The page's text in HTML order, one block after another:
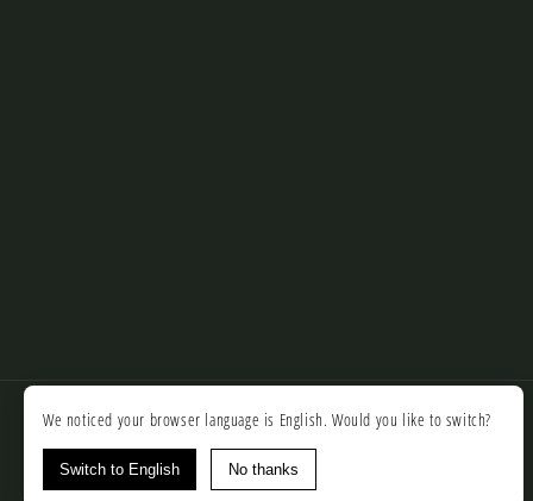
© 2026,SantoLocoPowered by Shopify
We noticed your browser language is English. Would you like to switch?
Switch to English No thanks